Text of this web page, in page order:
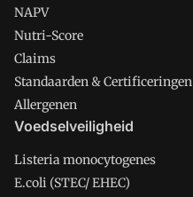
NAPV
Nutri-Score
Claims
Standaarden & Certificeringen
Allergenen
Voedselveiligheid
Listeria monocytogenes
E.coli (STEC/ EHEC)